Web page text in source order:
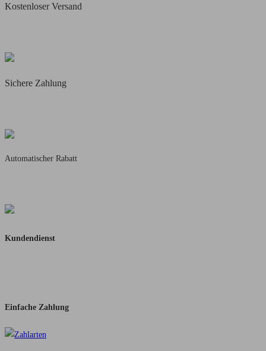
Kostenloser Versand
Sichere Zahlung
Automatischer Rabatt
Kundendienst
Einfache Zahlung